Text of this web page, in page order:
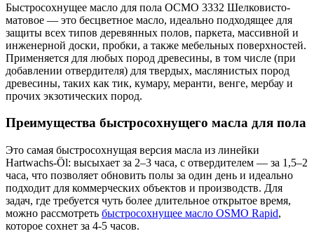
Быстросохнущее масло для пола ОСМО 3332 Шелковисто-
матовое — это бесцветное масло, идеально подходящее для
защиты всех типов деревянных полов, паркета, массивной и
инженерной доски, пробки, а также мебельных поверхностей.
Применяется для любых пород древесины, в том числе (при
добавлении отвердителя) для твердых, маслянистых пород
древесины, таких как тик, кумару, меранти, венге, мербау и
прочих экзотических пород.
Преимущества быстросохнущего масла для пола
Это самая быстросохнущая версия масла из линейки
Hartwachs-Öl: высыхает за 2–3 часа, с отвердителем — за 1,5–2
часа, что позволяет обновить полы за один день и идеально
подходит для коммерческих объектов и производств. Для
задач, где требуется чуть более длительное открытое время,
можно рассмотреть быстросохнущее масло OSMO Rapid,
которое сохнет за 4-5 часов.